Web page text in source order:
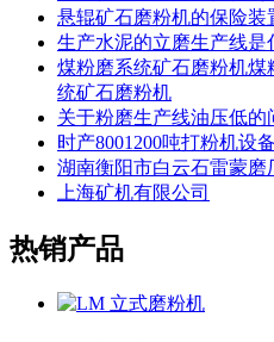
悬辊矿石磨粉机的保险装
生产水泥的立磨生产线是
煤粉磨系统矿石磨粉机
统矿石磨粉机
关于粉磨生产线油压低的
时产8001200吨打粉机设
湖南衡阳市白云石雷蒙磨
上海矿机有限公司
热销产品